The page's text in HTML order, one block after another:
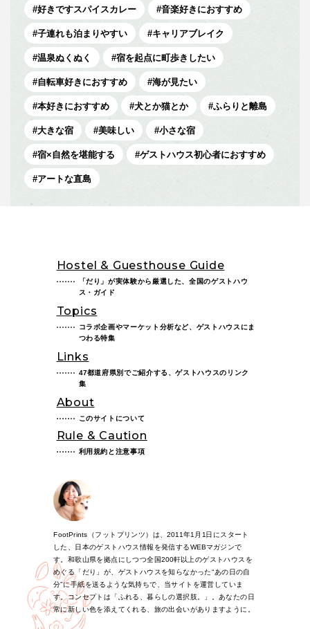
好きですスパイスカレー 音楽好きにおすすめ
子連れも泊まりやすい キャリアブレイク
温泉ぬくぬく 宿を起点に町歩きしたい
自転車好きにおすすめ 海が見たい
本好きにおすすめ 犬とか猫とか ふらりと離島
大きな宿 美味しい 小さな宿
宿×自然を堪能する ゲストハウス初心者におすすめ
アートな直島
Hostel & Guesthouse Guide
「だり」が実体験から厳選した、全国のゲストハウ
ス・ガイド
Topics
コラボ企画やマーケット分析など、ゲストハウスにま
つわる特集
Links
47都道府県別でご紹介する、ゲストハウスのリンク
集
About
このサイトについて
Rule & Caution
利用規約と注意事項
FootPrints（フットプリンツ）は、2011年1月1日にスタート
した、日本のゲストハウス情報を発信するWEBマガジンで
す。和歌山県を拠点にしつつ全国200軒以上のゲストハウスを
めぐる「だり」が、ゲストハウスを知らなかった“あの日の自
分”に手紙を送るような気持ちで、当サイトを運営していま
す。コンセプトは「ふれる、暮らしの選択肢。」。あなたの日
常に新しい色を添えてくれる、旅の出会いがありますように。